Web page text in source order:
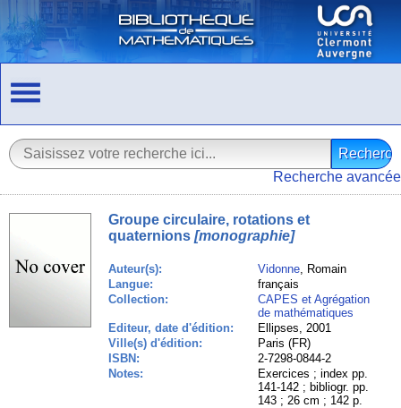
Recherche avancée
Groupe circulaire, rotations et
quaternions [monographie]
Auteur(s): Vidonne, Romain
Langue:
français
Collection:
CAPES et Agrégation
de mathématiques
Editeur, date d'édition:
Ellipses, 2001
Ville(s) d'édition:
Paris (FR)
ISBN:
2-7298-0844-2
Notes:
Exercices ; index pp.
141-142 ; bibliogr. pp.
143 ; 26 cm ; 142 p.